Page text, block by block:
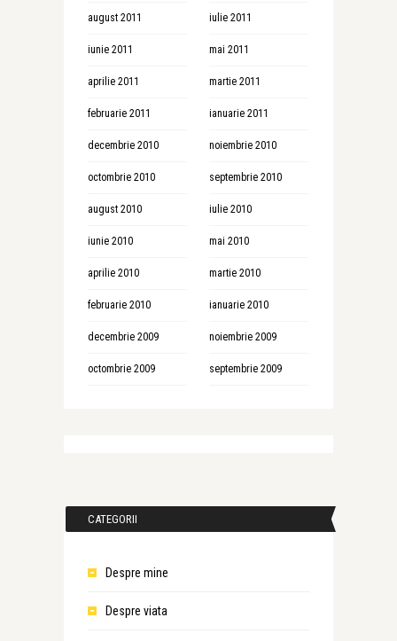
august 2011 iulie 2011
iunie 2011 mai 2011
aprilie 2011 martie 2011
februarie 2011 ianuarie 2011
decembrie 2010 noiembrie 2010
octombrie 2010 septembrie 2010
august 2010 iulie 2010
iunie 2010 mai 2010
aprilie 2010 martie 2010
februarie 2010 ianuarie 2010
decembrie 2009 noiembrie 2009
octombrie 2009 septembrie 2009
CATEGORII
Despre mine
Despre viata